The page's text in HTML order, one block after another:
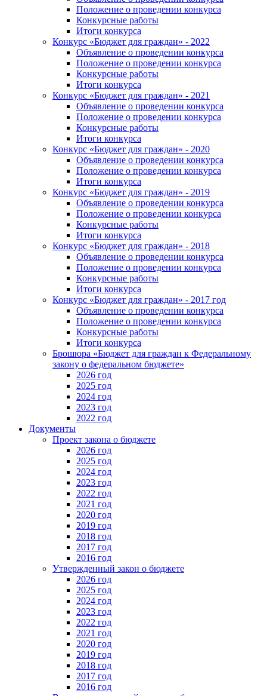
Положение о проведении конкурса
Конкурсные работы
Итоги конкурса
Конкурс «Бюджет для граждан» - 2022
Объявление о проведении конкурса
Положение о проведении конкурса
Конкурсные работы
Итоги конкурса
Конкурс «Бюджет для граждан» - 2021
Объявление о проведении конкурса
Положение о проведении конкурса
Конкурсные работы
Итоги конкурса
Конкурс «Бюджет для граждан» - 2020
Объявление о проведении конкурса
Положение о проведении конкурса
Итоги конкурса
Конкурс «Бюджет для граждан» - 2019
Объявление о проведении конкурса
Положение о проведении конкурса
Конкурсные работы
Итоги конкурса
Конкурс «Бюджет для граждан» - 2018
Объявление о проведении конкурса
Положение о проведении конкурса
Конкурсные работы
Итоги конкурса
Конкурс «Бюджет для граждан» - 2017 год
Объявление о проведении конкурса
Положение о проведении конкурса
Конкурсные работы
Итоги конкурса
Брошюра «Бюджет для граждан к Федеральному
закону о федеральном бюджете»
2026 год
2025 год
2024 год
2023 год
2022 год
Документы
Проект закона о бюджете
2026 год
2025 год
2024 год
2023 год
2022 год
2021 год
2020 год
2019 год
2018 год
2017 год
2016 год
Утвержденный закон о бюджете
2026 год
2025 год
2024 год
2023 год
2022 год
2021 год
2020 год
2019 год
2018 год
2017 год
2016 год